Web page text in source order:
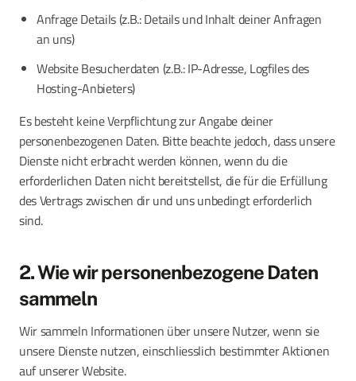
Anfrage Details (z.B.: Details und Inhalt deiner Anfragen
an uns)
Website Besucherdaten (z.B.: IP-Adresse, Logfiles des
Hosting-Anbieters)
Es besteht keine Verpflichtung zur Angabe deiner
personenbezogenen Daten. Bitte beachte jedoch, dass unsere
Dienste nicht erbracht werden können, wenn du die
erforderlichen Daten nicht bereitstellst, die für die Erfüllung
des Vertrags zwischen dir und uns unbedingt erforderlich
sind.
2. Wie wir personenbezogene Daten
sammeln
Wir sammeln Informationen über unsere Nutzer, wenn sie
unsere Dienste nutzen, einschliesslich bestimmter Aktionen
auf unserer Website.